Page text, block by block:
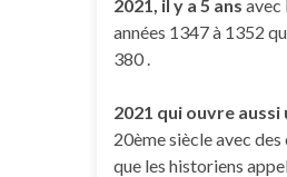
2021, il y a 5 ans avec
années 1347 à 1352
380 .
2021 qui ouvre aussi
20ème siècle avec
que les historiens